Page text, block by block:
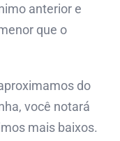
anterior e
que o
do
você notará
mais baixos.